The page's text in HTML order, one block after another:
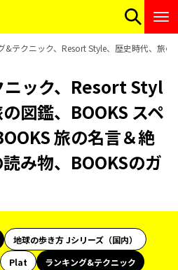
&テクニック、Resort Style、歴史時代、旅
ニック、Resort Styl
図鑑、BOOKS スペ
旅の名言＆絶
み物、BOOKSのガ
地球の歩き方 Jシリーズ（国内）
Plat
ランキング&テクニック